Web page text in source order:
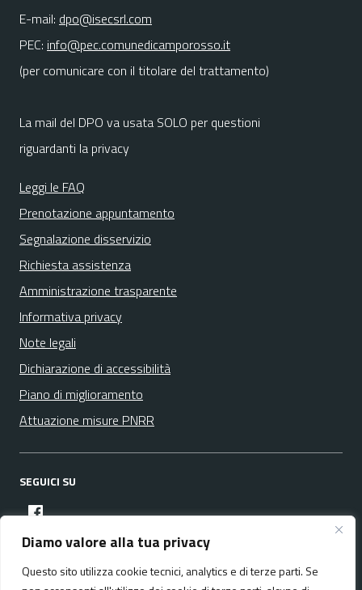
Diamo valore alla tua privacy
Questo sito utilizza cookie tecnici, analytics e di terze parti. Se
E-mail: dpo@isecsrl.com
PEC: info@pec.comunedicamporosso.it
(per comunicare con il titolare del trattamento)
La mail del DPO va usata SOLO per questioni
riguardanti la privacy
Leggi le FAQ
Prenotazione appuntamento
Segnalazione disservizio
Richiesta assistenza
Amministrazione trasparente
Informativa privacy
Note legali
Dichiarazione di accessibilità
Piano di miglioramento
Attuazione misure PNRR
SEGUICI SU
facebook
Media policy Mappa del sito